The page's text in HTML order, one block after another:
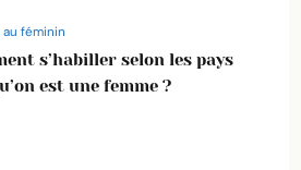
au féminin
s’habiller selon les pays
est une femme ?